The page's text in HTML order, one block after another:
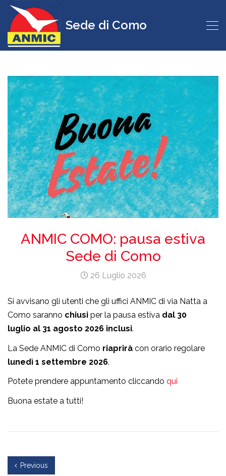
Sede di Como
ANMIC COMO: pausa estiva
Sede di Como
26 Luglio 2026
Si avvisano gli utenti che gli uffici ANMIC di via Natta a
Como saranno chiusi per la pausa estiva dal 30
luglio al 31 agosto 2026 inclusi.
La Sede ANMIC di Como riaprirà con orario regolare
lunedì 1 settembre 2026.
Potete prendere appuntamento cliccando qui
Buona estate a tutti!
Previous